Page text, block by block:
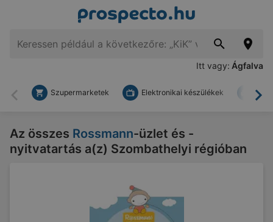
Itt vagy: Ágfalva
Vissza
Szupermarketek Elektronikai készülékek
Az összes Rossmann-üzlet és -
nyitvatartás a(z) Szombathelyi régióban